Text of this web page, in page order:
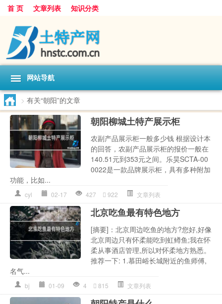
首 页 文章列表 知识分类
网站导航
> 有关“朝阳”的文章
朝阳柳城土特产展示柜
农副产品展示柜一般多少钱 根据设计本
的回答，农副产品展示柜的报价一般在
140.51元到353元之间。乐昊SCTA-00
0022是一款品牌展示柜，具有多种附加
功能，比如...
cyl 02-17 427 922 文章列表
北京吃鱼最有特色地方
[摘要]：北京周边吃鱼的地方?您好,好像
北京周边只有怀柔能吃到虹鳟鱼;我在怀
柔从事酒店管理,所以对怀柔地方熟悉。
推荐一下: 1.慕田峪长城附近的鱼师傅,
名气...
bj 01-09 4 815 文章列表